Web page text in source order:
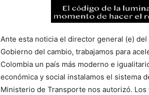
Ante esta noticia el director general (e)
Gobierno del cambio, trabajamos para
Colombia un país más moderno e
económica y social instalamos el sistema
Ministerio de Transporte nos autorizó.